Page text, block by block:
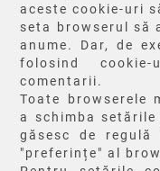
aceste cookie-uri
seta browserul să
anume. Dar, de
folosind
comentarii.
Toate browserele
a schimba
găsesc de
"preferințe" al